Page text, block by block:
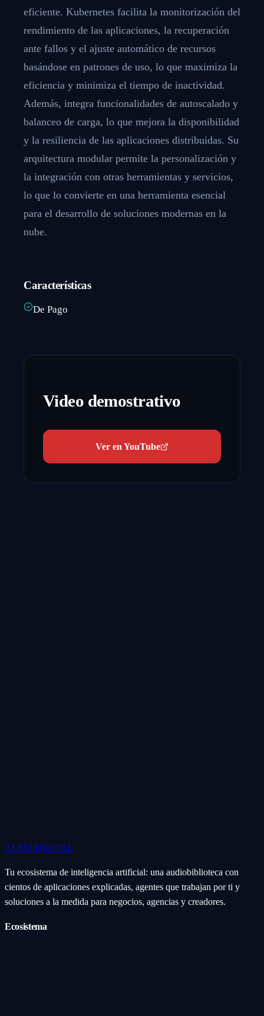
eficiente. Kubernetes facilita la monitorización del
rendimiento de las aplicaciones, la recuperación
ante fallos y el ajuste automático de recursos
basándose en patrones de uso, lo que maximiza la
eficiencia y minimiza el tiempo de inactividad.
Además, integra funcionalidades de autoscalado y
balanceo de carga, lo que mejora la disponibilidad
y la resiliencia de las aplicaciones distribuidas. Su
arquitectura modular permite la personalización y
la integración con otras herramientas y servicios,
lo que lo convierte en una herramienta esencial
para el desarrollo de soluciones modernas en la
nube.
Características
De Pago
Video demostrativo
Ver en YouTube
ALTAI DIGITAL
Tu ecosistema de inteligencia artificial: una audiobiblioteca con
cientos de aplicaciones explicadas, agentes que trabajan por ti y
soluciones a la medida para negocios, agencias y creadores.
Ecosistema